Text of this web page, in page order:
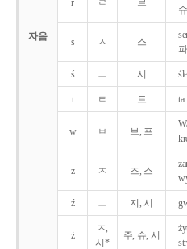
자음
r ㄹ 르
s ㅅ 스
ś ㅡ 시
t ㅌ 트
w ㅂ 브, 프
z ㅈ 즈, 스
ź ㅡ 지, 시
ż
ㅈ,
시*
주, 슈, 시